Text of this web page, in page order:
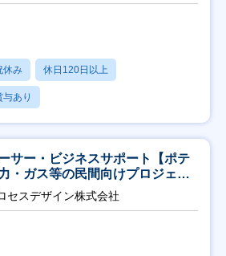
休み 休日120日以上
与あり
サー・ビジネスサポート【ポテ
・ガス等の民間向けプロジェク
セスデザイン株式会社